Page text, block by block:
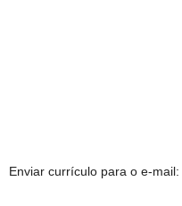
Enviar currículo para o e-mail: